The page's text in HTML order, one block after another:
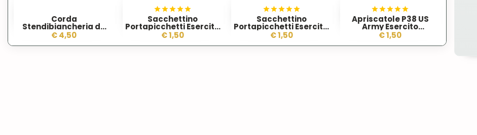
Corda
Stendibiancheria da
Campo
€ 4,50
Sacchettino
Portapicchetti Esercito Olandese
DPM Desert
€ 1,50
Sacchettino
Portapicchetti Esercito Olandese
DPM
€ 1,50
Apriscatole P38 US
Army Esercito
Americano
€ 1,50